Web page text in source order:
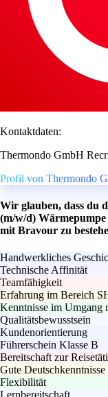
Kontaktdaten:
Thermondo GmbH
Profil von Thermondo
Wir glauben, dass du
(m/w/d)
mit Bravour zu
Handwerkliches
Technische Affinität
Teamfähigkeit
Erfahrung im Bereich
Kenntnisse im Umgang
Qualitätsbewusstsein
Kundenorientierung
Führerschein Klasse B
Bereitschaft zur
Gute
Flexibilität